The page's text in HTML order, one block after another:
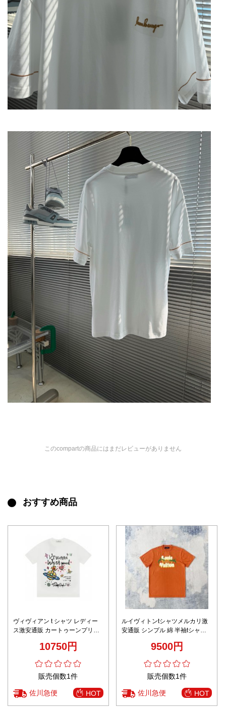
このcompartの商品にはまだレビューがありません
おすすめ商品
ヴィヴィアン t シャツ レディー
ス激安通販 カートゥーンプリン
10750円
販売個数1件
佐川急便 HOT
ルイヴィトンtシャツメルカリ激
安通販 シンプル 綿 半袖tシャツ
9500円
販売個数1件
佐川急便 HOT